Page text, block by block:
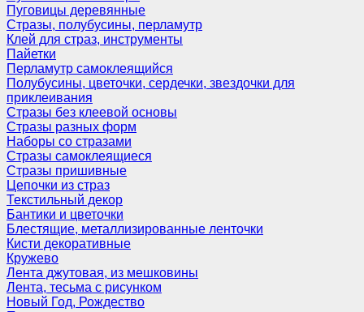
Пуговицы деревянные
Стразы, полубусины, перламутр
Клей для страз, инструменты
Пайетки
Перламутр самоклеящийся
Полубусины, цветочки, сердечки, звездочки для
приклеивания
Стразы без клеевой основы
Стразы разных форм
Наборы со стразами
Стразы самоклеящиеся
Стразы пришивные
Цепочки из страз
Текстильный декор
Бантики и цветочки
Блестящие, металлизированные ленточки
Кисти декоративные
Кружево
Лента джутовая, из мешковины
Лента, тесьма с рисунком
Новый Год, Рождество